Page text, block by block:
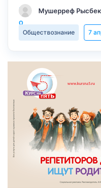
Мушерреф
Обществознание 7